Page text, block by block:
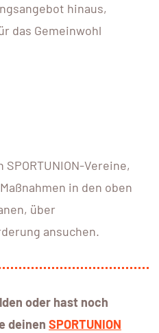
hinaus,
das Gemeinwohl
Vereine,
in den oben
über
ansuchen.
oder hast noch
deinen SPORTUNION